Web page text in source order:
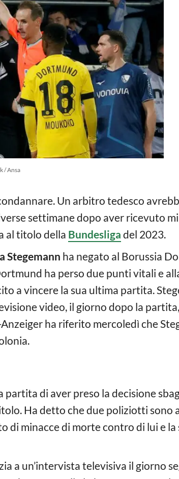
/ Ansa
Un arbitro tedesco
settimane dopo aver ricevuto
al titolo della Bundesliga del 2023.
Stegemann ha negato al Borussia
ha perso due punti vitali e
a vincere la sua ultima partita.
video, il giorno dopo la
ha riferito mercoledì che
di aver preso la decisione
Ha detto che due poliziotti sono
di minacce di morte contro di lui e la
a un’intervista televisiva il giorno